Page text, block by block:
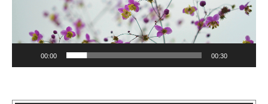
00:00 00:30